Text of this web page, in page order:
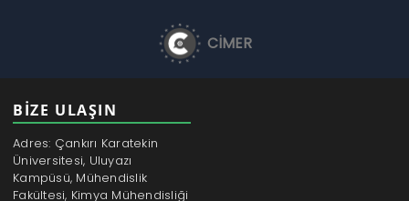
CİMER
BİZE ULAŞIN
Adres: Çankırı Karatekin
Üniversitesi, Uluyazı
Kampüsü, Mühendislik
Fakültesi, Kimya Mühendisliği